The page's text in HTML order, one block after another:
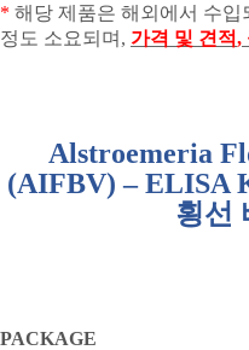
* 해당 제품은 해외에서 수입
정도 소요되며 , 가격 및 견적,
Alstroemeria
(AIFBV) – ELISA
횡선
PACKAGE